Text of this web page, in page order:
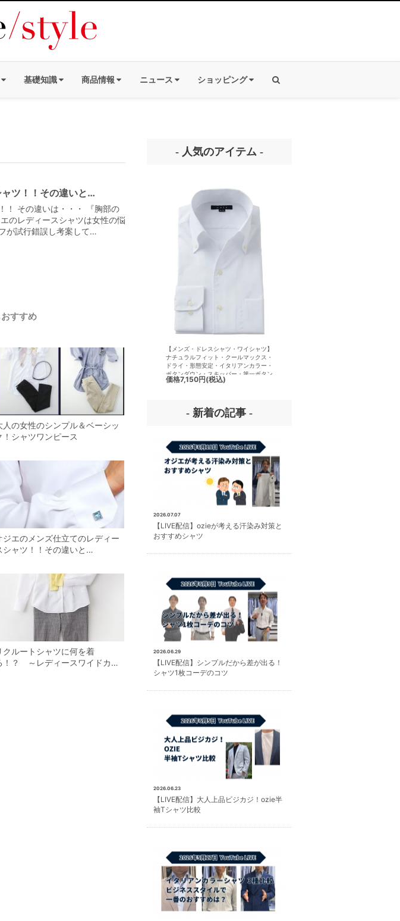
基礎知識 商品情報 ニュース ショッピング
ツ！！その違いと…
！ その違いは・・・ 『胸部の
のレディースシャツは女性の悩
が試行錯誤し考案して…
すすめ
人の女性のシンプル＆ベーシッ
！シャツワンピース
ジエのメンズ仕立てのレディー
シャツ！！その違いと…
クルートシャツに何を着
！？ ～レディースワイドカ…
- 人気のアイテム -
【メンズ・ドレスシャツ・ワイシャツ】
ナチュラルフィット・プレミアムコット
ン・形態安定・オックスフォード・比翼
仕立て・ドゥエボットーニ・ワイドカラ
ー・ダブルカフス・ポケット無し
価格8,800円 (税込)
【メンズ・ドレスシャツ・ワイシャツ】
ナチュラルフィット・クールマックス・
ドライ・形態安定・イタリアンカラー・
ボタンダウン・スキッパー・第一ボタン
無し
価格7,150円(税込)
- 新着の記事 -
2026.07.07
【LIVE配信】ozieが考える汗染み対策と
おすすめシャツ
2026.06.29
【LIVE配信】シンプルだから差が出る！
シャツ1枚コーデのコツ
2026.06.23
【LIVE配信】大人上品ビジカジ！ozie半
袖Tシャツ比較